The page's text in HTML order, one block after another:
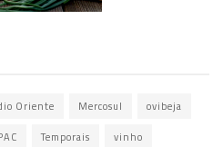
Oriente Mercosul ovibeja
Temporais vinho